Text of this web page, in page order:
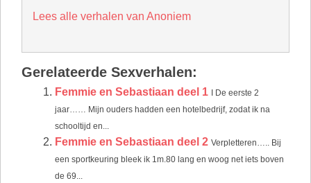
Lees alle verhalen van Anoniem
Gerelateerde Sexverhalen:
Femmie en Sebastiaan deel 1 I De eerste 2
jaar…… Mijn ouders hadden een hotelbedrijf, zodat ik na
schooltijd en...
Femmie en Sebastiaan deel 2 Verpletteren….. Bij
een sportkeuring bleek ik 1m.80 lang en woog net iets boven
de 69...